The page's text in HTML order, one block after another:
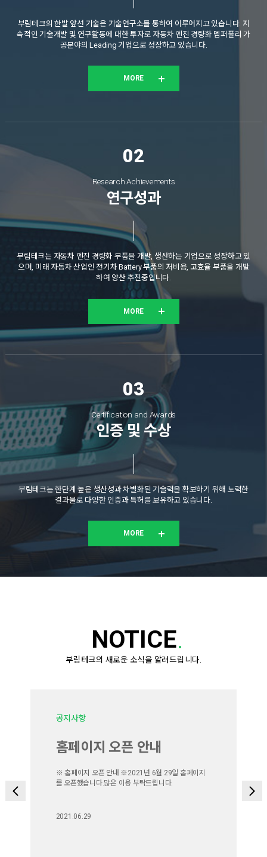
부림테크의 한발 앞선 기술은 기술연구소를 통하여 이루어지고 있습니다. 지
속적인 기술개발 및 연구활동에 대한 투자로 자동차 엔진 경량화 뎀퍼풀리 가
공분야의 Leading 기업으로 성장하고 있습니다.
Research Achievements
연구성과
부림테크는 자동차 엔진 경량화 부품을 개발, 생산하는 기업으로 성장하고 있
으며, 미래 자동차 산업인 전기차 Battery 부품의 저비용, 고효율 부품을 개발
하여 양산 추진중입니다.
Certification and Awards
인증 및 수상
부림테크는 한단계 높은 생산성과 차별화된 기술력을 확보하기 위해 노력한
결과물로 다양한 인증과 특허를 보유하고 있습니다.
NOTICE
부림테크의 새로운 소식을 알려드립니다.
공지사항
홈페이지 오픈 안내
※ 홈페이지 오픈 안내 ※2021년 6월 29일 홈페이지
를 오픈했습니다.많은 이용 부탁드립니다.
2021.06.29